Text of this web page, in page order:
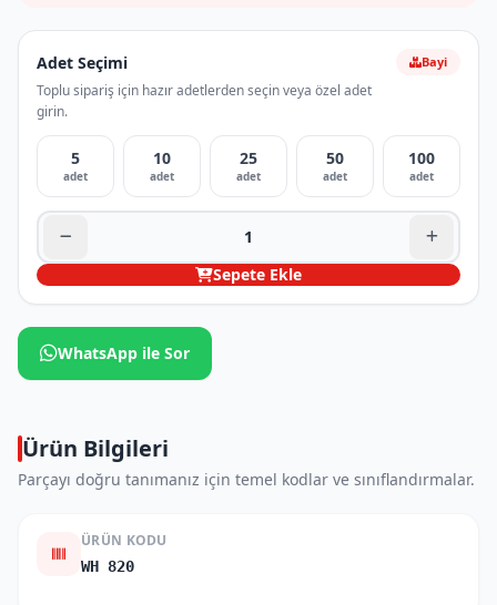
Adet Seçimi
Toplu sipariş için hazır adetlerden seçin veya özel adet
girin.
Bayi
5
adet
10
adet
25
adet
50
adet
100
adet
Sepete Ekle
WhatsApp ile Sor
Ürün Bilgileri
Parçayı doğru tanımanız için temel kodlar ve sınıflandırmalar.
ÜRÜN KODU
WH 820